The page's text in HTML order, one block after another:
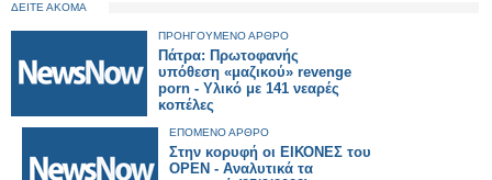
ΔΕΙΤΕ ΑΚΟΜΑ
ΠΡΟΗΓΟΥΜΕΝΟ ΑΡΘΡΟ
Πάτρα: Πρωτοφανής
υπόθεση «μαζικού» revenge
porn - Υλικό με 141 νεαρές
κοπέλες
ΕΠΟΜΕΝΟ ΑΡΘΡΟ
Στην κορυφή οι ΕΙΚΟΝΕΣ του
OPEN - Αναλυτικά τα